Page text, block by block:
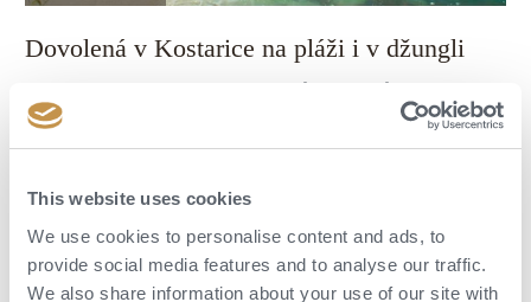
This website uses cookies
We use cookies to personalise content and ads, to
provide social media features and to analyse our traffic.
We also share information about your use of our site with
Dovolená v Kostarice na pláži i v džungli
středoamerické země. Od pláží, přes džungli, až po vhled do pestré